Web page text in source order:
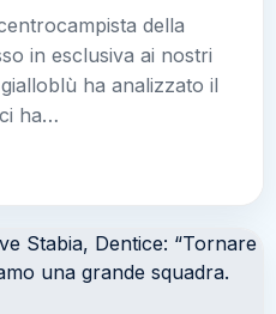
della
in esclusiva ai nostri
ha analizzato il
ha…